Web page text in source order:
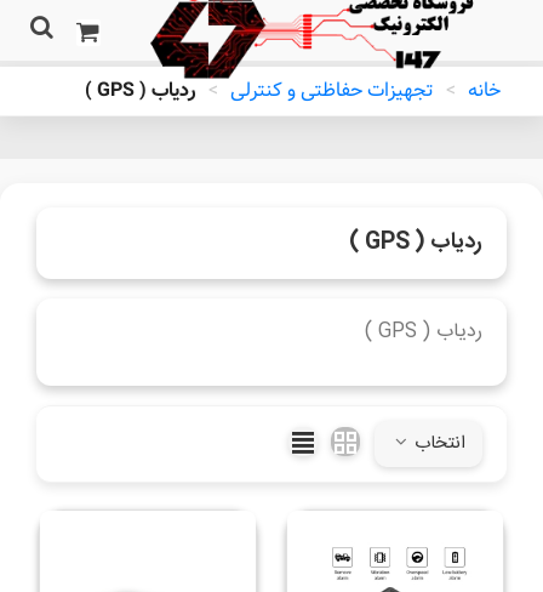
خانه > تجهیزات حفاظتی و کنترلی > ردیاب ( GPS )
ردیاب ( GPS )
ردیاب ( GPS )
انتخاب